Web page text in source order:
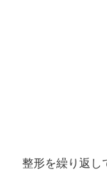
整形を繰り返し